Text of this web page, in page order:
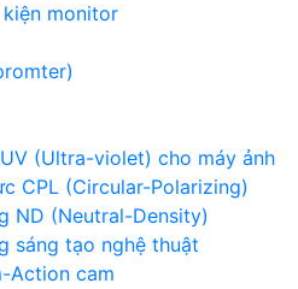
monitor
(Ultra-violet) cho máy ảnh
CPL (Circular-Polarizing)
ND (Neutral-Density)
sáng tạo nghệ thuật
Action cam